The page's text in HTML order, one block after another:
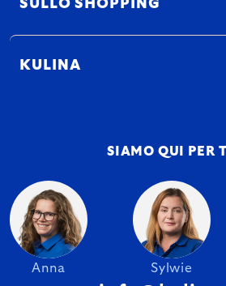
SULLO SHOPPING
KULINA
SIAMO QUI PER
Anna Sylwie